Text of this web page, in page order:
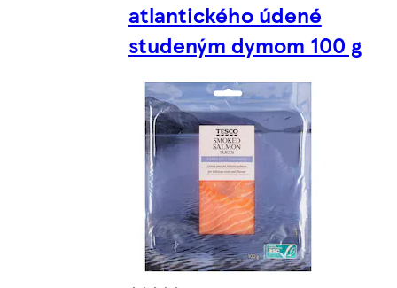
atlantického údené
studeným dymom 100 g